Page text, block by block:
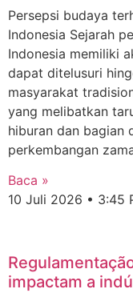
Persepsi budaya
Indonesia Sejarah
Indonesia memiliki
dapat ditelusuri
masyarakat
yang melibatkan
hiburan dan bagian
perkembangan
Baca »
10 Juli 2026
3:45
impactam a